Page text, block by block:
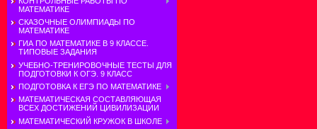
МАТЕМАТИКЕ
СКАЗОЧНЫЕ ОЛИМПИАДЫ ПО
МАТЕМАТИКЕ
ГИА ПО МАТЕМАТИКЕ В 9 КЛАССЕ.
ТИПОВЫЕ ЗАДАНИЯ
УЧЕБНО-ТРЕНИРОВОЧНЫЕ ТЕСТЫ ДЛЯ
ПОДГОТОВКИ К ОГЭ. 9 КЛАСС
ПОДГОТОВКА К ЕГЭ ПО МАТЕМАТИКЕ
МАТЕМАТИЧЕСКАЯ СОСТАВЛЯЮЩАЯ
ВСЕХ ДОСТИЖЕНИЙ ЦИВИЛИЗАЦИИ
МАТЕМАТИЧЕСКИЙ КРУЖОК В ШКОЛЕ